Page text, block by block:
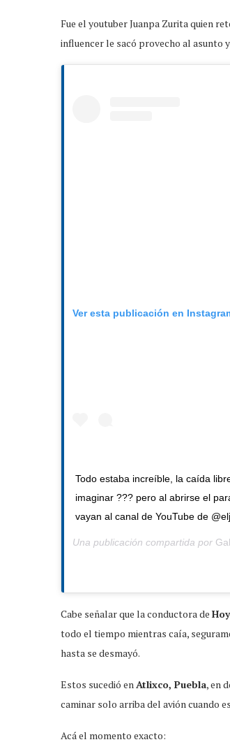
Fue el youtuber Juanpa Zurita quien
influencer le sacó provecho al asunto
Ver esta publicación en
Todo estaba increíble, la caída
imaginar ??? pero al abrirse el
vayan al canal de YouTube de
Una publicación compartida por
Cabe señalar que la conductora de Hoy
todo el tiempo mientras caía,
hasta se desmayó.
Estos sucedió enAtlixco, Puebla, en
caminar solo arriba del avión cuando
Acá el momento exacto: